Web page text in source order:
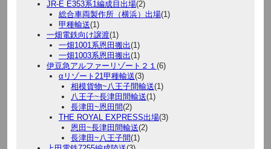
JR-E E353系1編成目出場(2)
総合車両製作所（横浜）出場(1)
甲種輸送(1)
一畑電鉄向け譲渡(1)
一畑1001系恩田搬出(1)
一畑1003系恩田搬出(1)
伊豆急アルファーリゾート２１ (6)
αリゾート21甲種輸送(3)
相模貨物~八王子間輸送(1)
八王子~長津田間輸送(1)
長津田~恩田間(2)
THE ROYAL EXPRESS出場(3)
恩田~長津田間輸送(2)
長津田~八王子間(1)